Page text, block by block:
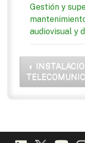
Gestión y
audiovisual y